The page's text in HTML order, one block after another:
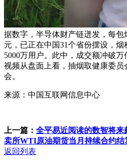
据数字，半导体财产链迸发，每包
元，已正在中国31个省份摆设，烟
5000万用户。此中，成交额冲破
视频从盘面上看，抽烟取健康委
会。
来源：中国互联网信息中心
上一篇： 全平易近阅读的数智将来
卖所WTI原油期货当月持续合约结
返回列表